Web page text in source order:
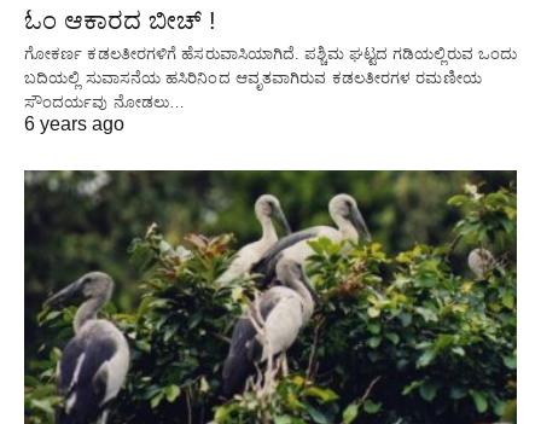
ಓಂ ಆಕಾರದ ಬೀಚ್ !
ಗೋಕರ್ಣ ಕಡಲತೀರಗಳಿಗೆ ಹೆಸರುವಾಸಿಯಾಗಿದೆ. ಪಶ್ಚಿಮ ಘಟ್ಟದ ​​ಗಡಿಯಲ್ಲಿರುವ ಒಂದು
ಬದಿಯಲ್ಲಿ ಸುವಾಸನೆಯ ಹಸಿರಿನಿಂದ ಆವೃತವಾಗಿರುವ ಕಡಲತೀರಗಳ ರಮಣೀಯ
ಸೌಂದರ್ಯವು ನೋಡಲು…
6 years ago